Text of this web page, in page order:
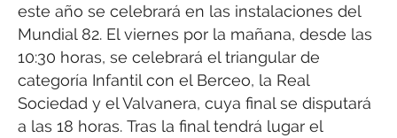
este año se celebrará en las instalaciones del
Mundial 82. El viernes por la mañana, desde las
10:30 horas, se celebrará el triangular de
categoría Infantil con el Berceo, la Real
Sociedad y el Valvanera, cuya final se disputará
a las 18 horas. Tras la final tendrá lugar el